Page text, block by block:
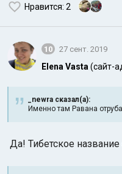
Нравится: 2
10 27 сент. 2019
Elena Vasta (сайт-
_newra сказал(а):
Именно там Равана
Да! Тибетское название